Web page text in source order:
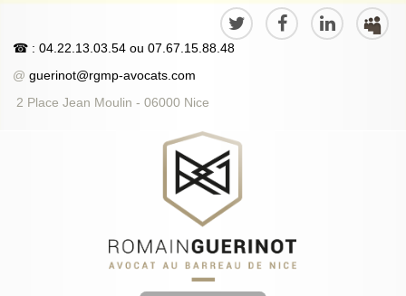
☎ : 04.22.13.03.54 ou 07.67.15.88.48
@ guerinot@rgmp-avocats.com
2 Place Jean Moulin - 06000 Nice